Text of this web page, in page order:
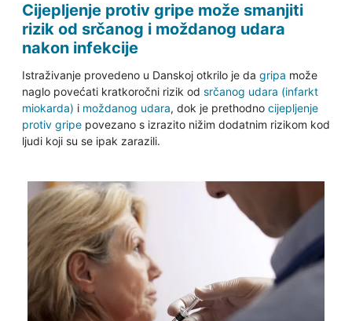
Cijepljenje protiv gripe može smanjiti
rizik od srčanog i moždanog udara
nakon infekcije
Istraživanje provedeno u Danskoj otkrilo je da gripa može
naglo povećati kratkoročni rizik od srčanog udara (infarkt
miokarda) i moždanog udara, dok je prethodno cijepljenje
protiv gripepovezano s izrazito nižim dodatnim rizikom kod
ljudi koji su se ipak zarazili.